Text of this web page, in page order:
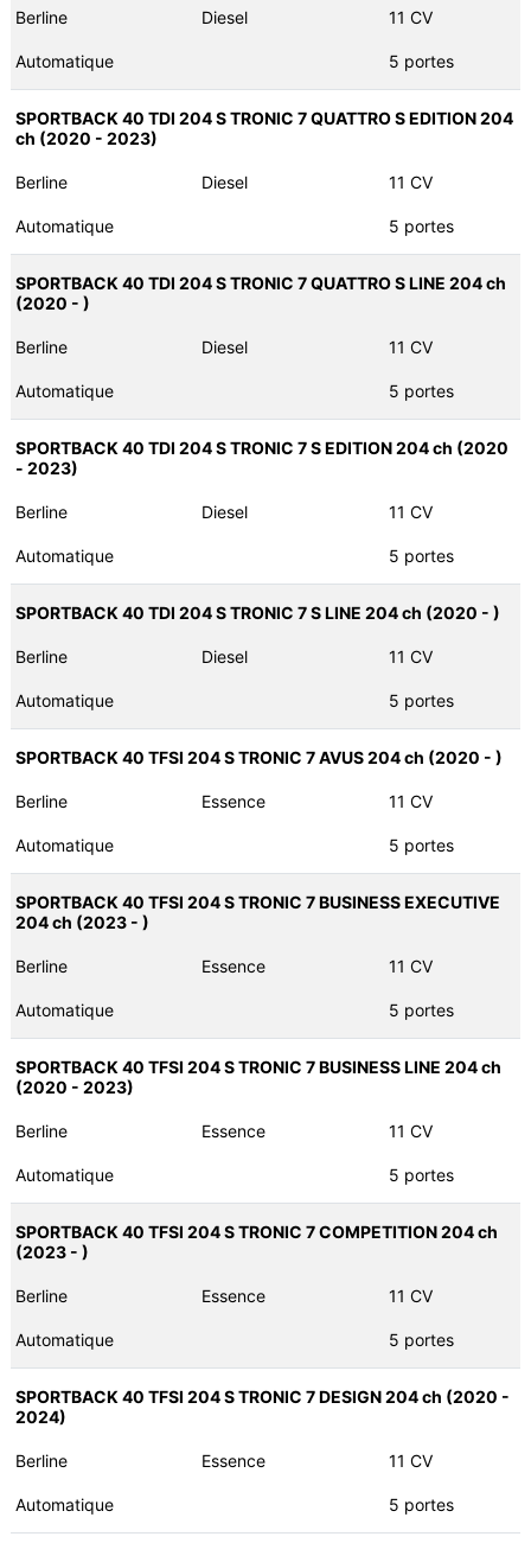
Berline Diesel 11 CV
Automatique 5 portes
SPORTBACK 40 TDI 204 S TRONIC 7 QUATTRO S EDITION 204
ch (2020 - 2023)
Berline Diesel 11 CV
Automatique 5 portes
SPORTBACK 40 TDI 204 S TRONIC 7 QUATTRO S LINE 204 ch
(2020 - )
Berline Diesel 11 CV
Automatique 5 portes
SPORTBACK 40 TDI 204 S TRONIC 7 S EDITION 204 ch (2020
- 2023)
Berline Diesel 11 CV
Automatique 5 portes
SPORTBACK 40 TDI 204 S TRONIC 7 S LINE 204 ch (2020 - )
Berline Diesel 11 CV
Automatique 5 portes
SPORTBACK 40 TFSI 204 S TRONIC 7 AVUS 204 ch (2020 - )
Berline Essence 11 CV
Automatique 5 portes
SPORTBACK 40 TFSI 204 S TRONIC 7 BUSINESS EXECUTIVE
204 ch (2023 - )
Berline Essence 11 CV
Automatique 5 portes
SPORTBACK 40 TFSI 204 S TRONIC 7 BUSINESS LINE 204 ch
(2020 - 2023)
Berline Essence 11 CV
Automatique 5 portes
SPORTBACK 40 TFSI 204 S TRONIC 7 COMPETITION 204 ch
(2023 - )
Berline Essence 11 CV
Automatique 5 portes
SPORTBACK 40 TFSI 204 S TRONIC 7 DESIGN 204 ch (2020 -
2024)
Berline Essence 11 CV
Automatique 5 portes